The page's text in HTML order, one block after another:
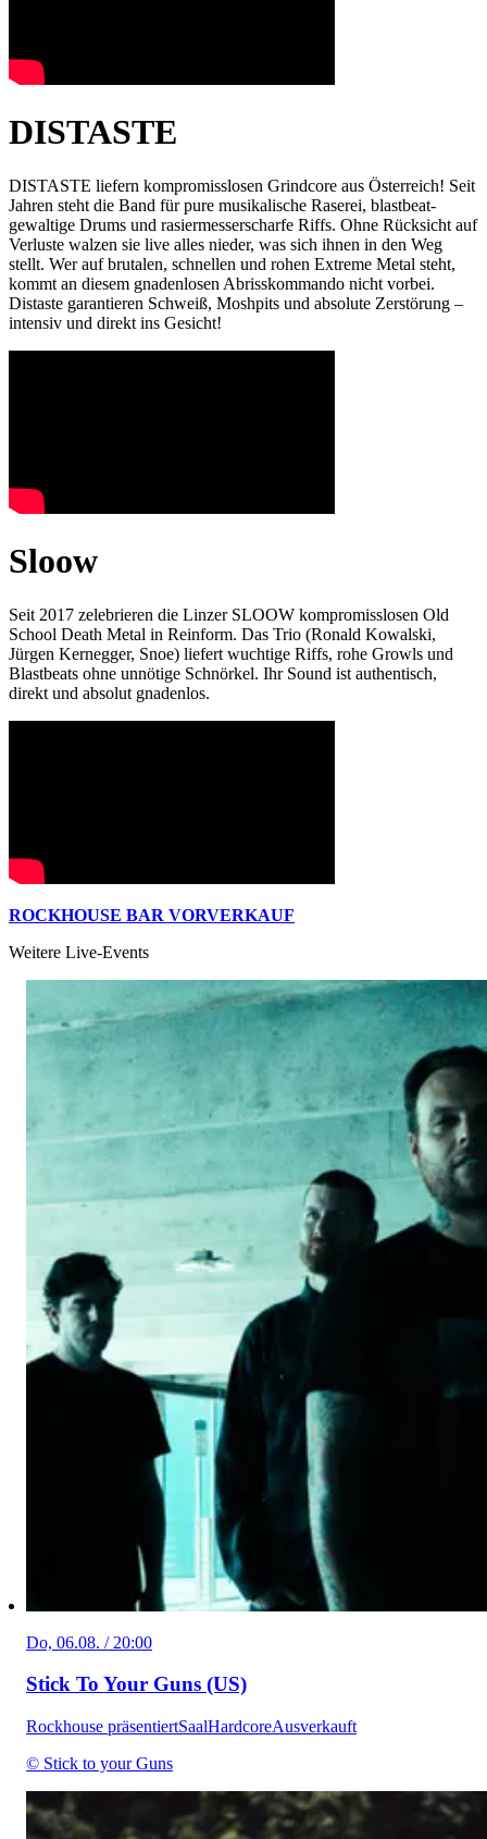
DISTASTE
DISTASTE liefern kompromisslosen Grindcore aus Österreich! Seit
Jahren steht die Band für pure musikalische Raserei, blastbeat-
gewaltige Drums und rasiermesserscharfe Riffs. Ohne Rücksicht auf
Verluste walzen sie live alles nieder, was sich ihnen in den Weg
stellt. Wer auf brutalen, schnellen und rohen Extreme Metal steht,
kommt an diesem gnadenlosen Abrisskommando nicht vorbei.
Distaste garantieren Schweiß, Moshpits und absolute Zerstörung –
intensiv und direkt ins Gesicht!
Sloow
Seit 2017 zelebrieren die Linzer SLOOW kompromisslosen Old
School Death Metal in Reinform. Das Trio (Ronald Kowalski,
Jürgen Kernegger, Snoe) liefert wuchtige Riffs, rohe Growls und
Blastbeats ohne unnötige Schnörkel. Ihr Sound ist authentisch,
direkt und absolut gnadenlos.
ROCKHOUSE BAR VORVERKAUF
Weitere Live-Events
Do, 06.08. / 20:00
Stick To Your Guns (US)
Rockhouse präsentiertSaalHardcoreAusverkauft
© Stick to your Guns